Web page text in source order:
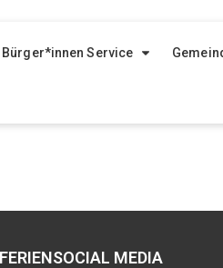
Bürger*innen Service
SOCIAL MEDIA